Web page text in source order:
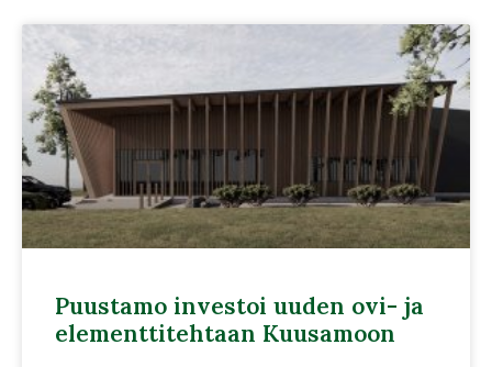
Puustamo investoi uuden ovi- ja
elementtitehtaan Kuusamoon